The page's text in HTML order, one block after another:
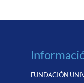
FUNDACIÓN